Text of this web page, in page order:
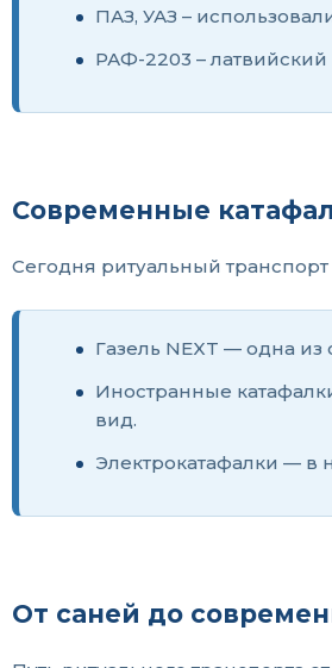
ПАЗ, УАЗ –
РАФ-2203 –
Современные
Сегодня ритуальный
Газель NEXT — одна
Иностранные
вид.
Электрокатафалки — в
От саней до